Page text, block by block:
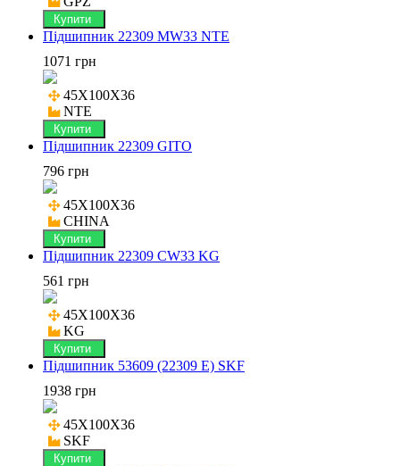
Купити
Підшипник 22309 MW33 NTE
1071 грн
45X100X36
NTE
Купити
Підшипник 22309 GITO
796 грн
45X100X36
CHINA
Купити
Підшипник 22309 CW33 KG
561 грн
45X100X36
KG
Купити
Підшипник 53609 (22309 E) SKF
1938 грн
45X100X36
SKF
Купити